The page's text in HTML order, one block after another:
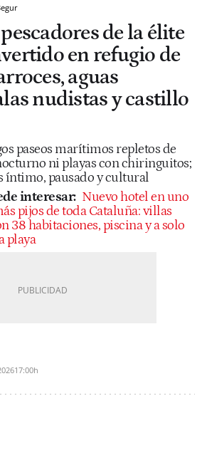
de la élite
en refugio de
aguas
nudistas y castillo
paseos marítimos repletos de
ni playas con chiringuitos;
íntimo, pausado y cultural
interesar: Nuevo hotel en uno
pijos de toda Cataluña: villas
38 habitaciones, piscina y a solo
playa
17:00h